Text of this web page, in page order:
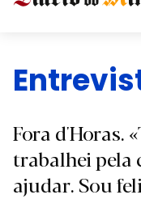
Fora d'Horas.
trabalhei pela
ajudar. Sou